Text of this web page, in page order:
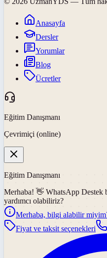
Anasayfa
Dersler
Yorumlar
Blog
Ücretler
Eğitim Danışmanı
Çevrimiçi (online)
Eğitim Danışmanı
Merhaba! 👋 WhatsApp Destek
yardımcı olabiliriz?
Merhaba, bilgi alabilir
Fiyat ve taksit seçenekleri